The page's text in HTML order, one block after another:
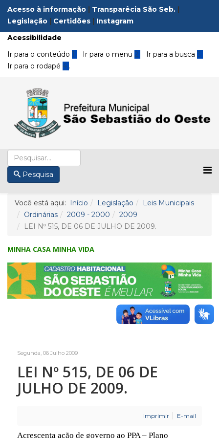
Acesso à informação | Transparêcia São Seb. |
Legislação | Certidões | Instagram
Acessibilidade
Ir para o conteúdo 1 Ir para o menu 2 Ir para a busca3
Ir para o rodapé 4 .
Pesquisa
Você está aqui: Início Legislação
Leis Municipais
Ordinárias
2009 - 2000
2009
LEI Nº 515, DE 06 DE JULHO DE 2009.
MINHA CASA MINHA VIDA
Segunda, 06 Julho 2009
LEI Nº 515, DE 06 DE
JULHO DE 2009.
Imprimir E-mail
Acrescenta ação de governo ao PPA – Plano